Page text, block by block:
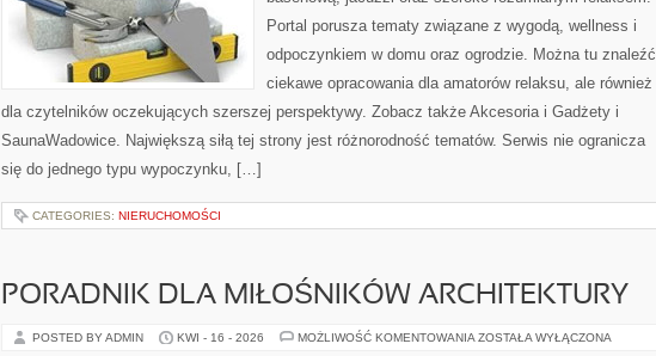
Portal porusza tematy związane z wygodą, wellness i
odpoczynkiem w domu oraz ogrodzie. Można tu znaleźć
ciekawe opracowania dla amatorów relaksu, ale również
dla czytelników oczekujących szerszej perspektywy. Zobacz także Akcesoria i Gadżety i
SaunaWadowice. Największą siłą tej strony jest różnorodność tematów. Serwis nie ogranicza
się do jednego typu wypoczynku, […]
CATEGORIES: NIERUCHOMOŚCI
PORADNIK DLA MIŁOŚNIKÓW ARCHITEKTURY
POSTED BY ADMIN KWI - 16 - 2026 MOŻLIWOŚĆ KOMENTOWANIA PORADNIK
ZOSTAŁA WYŁĄCZONA